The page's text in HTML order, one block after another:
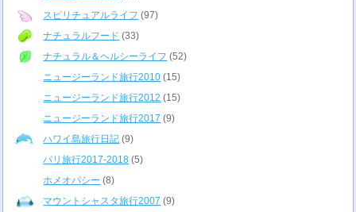
スピリチュアルライフ (97)
ナチュラルフード (33)
ナチュラル＆ヘルシーライフ (52)
ニュージーランド旅行2010 (15)
ニュージーランド旅行2012 (15)
ニュージーランド旅行2017 (9)
ハワイ島旅行日記 (9)
パリ旅行2017-2018 (5)
ホメオパシー (8)
マウントシャスタ旅行2007 (9)